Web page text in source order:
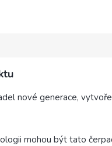
nové generace,
mohou být tato